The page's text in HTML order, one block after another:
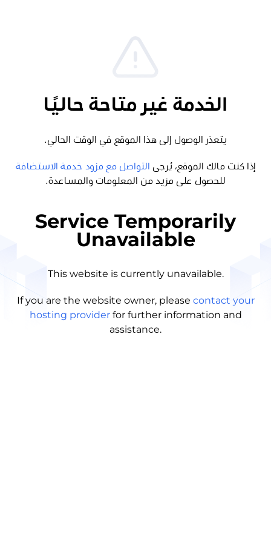
الخدمة غير متاحة حاليًا
يتعذر الوصول إلى هذا الموقع في الوقت الحالي.
إذا كنت مالك الموقع، يُرجى
التواصل مع مزود خدمة الاستضافة
للحصول على مزيد من المعلومات والمساعدة.
Service Temporarily
Unavailable
This website is currently unavailable.
If you are the website owner, please contact your
hosting provider for further information and
assistance.